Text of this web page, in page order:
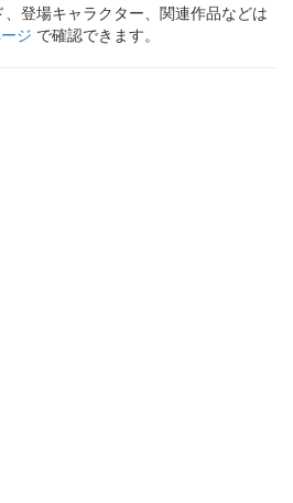
登場キャラクター、関連作品などは
ジ で確認できます。